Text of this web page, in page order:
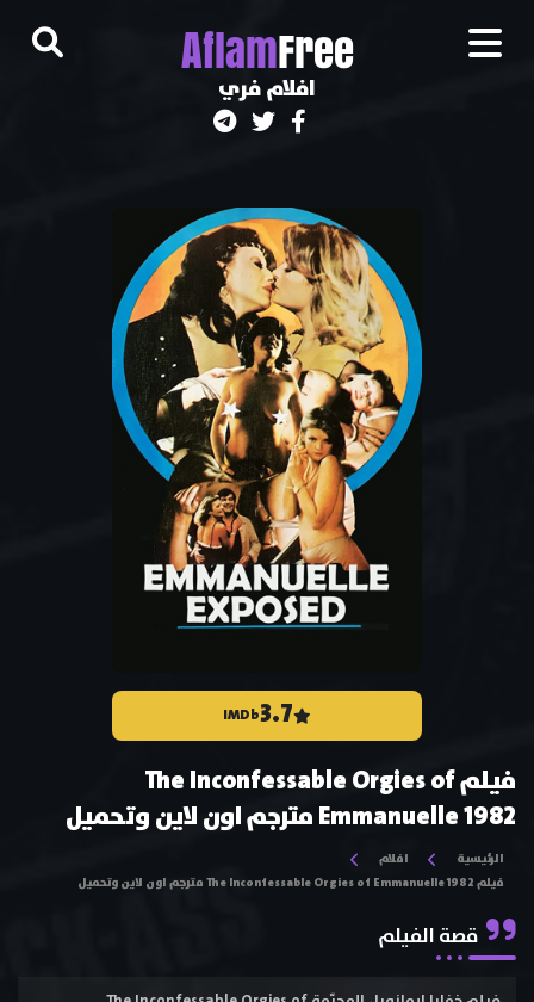
AflamFree
افلام فري
3.7
IMDb
فيلم The Inconfessable Orgies of
Emmanuelle 1982 مترجم اون لاين وتحميل
الرئيسية
افلام
فيلم The Inconfessable Orgies of Emmanuelle 1982 مترجم اون لاين وتحميل
قصة الفيلم